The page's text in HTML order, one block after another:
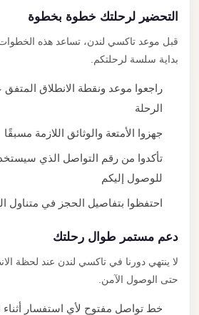
التحضير لرحلتك خطوة بخطوة
قبل موعد تاكسي لندن، تساعد هذه
بداية سلسة لرحلتكم.
راجعوا موعد ونقطة الانطلاق المتفق
الرحلة
جهزوا الأمتعة والوثائق اللازمة مسبقًا
تأكدوا من رقم التواصل الذي
للوصول إليكم
احتفظوا بتفاصيل الحجز في متناول
دعم مستمر طوال رحلتك
لا ينتهي دورنا في تاكسي لندن عند لحظة
حتى الوصول الآمن.
خط تواصل مفتوح لأي استفسار أثناء